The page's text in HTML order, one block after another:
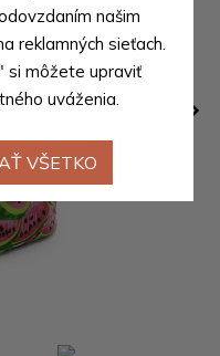
našim
reklamných sieťach.
si môžete upraviť
uváženia.
VŠETKO